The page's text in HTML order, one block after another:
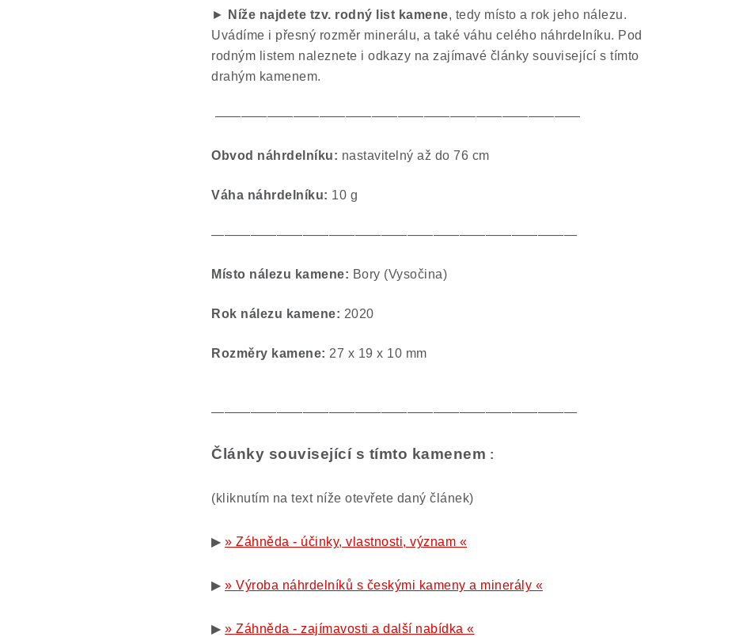
► Níže najdete tzv. rodný list kamene, tedy místo a rok jeho nálezu.
Uvádíme i přesný rozměr minerálu, a také váhu celého náhrdelníku. Pod
rodným listem naleznete i odkazy na zajímavé články související s tímto
drahým kamenem.
————————————————————————————
O bvod náhrdelníku: nastavitelný až do 76 cm
Váha náhrdelníku: 10 g
————————————————————————————
Místo nálezu kamene: Bory (Vysočina)
Rok nálezu kamene: 2020
Rozměry kamene: 27 x 19 x 10 mm
————————————————————————————
Články související s tímto kamenem :
(kliknutím na text níže otevřete daný článek)
▶ » Záhněda - účinky, vlastnosti, význam «
▶ » Výroba náhrdelníků s českými kameny a minerály «
▶ » Záhněda - zajímavosti a další nabídka «